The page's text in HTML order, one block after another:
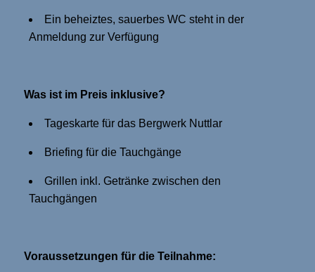
Ein beheiztes, sauerbes WC steht in der
Anmeldung zur Verfügung
Was ist im Preis inklusive?
Tageskarte für das Bergwerk Nuttlar
Briefing für die Tauchgänge
Grillen inkl. Getränke zwischen den
Tauchgängen
Voraussetzungen für die Teilnahme: